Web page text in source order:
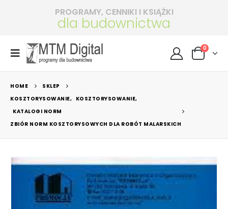
PROGRAMY, CENNIKI I KSIĄŻKI
dla budownictwa
0
HOME
SKLEP
KOSZTORYSOWANIE, KOSZTORYSOWANIE,
KATALOGI NORM
ZBIÓR NORM KOSZTORYSOWYCH DLA ROBÓT MALARSKICH